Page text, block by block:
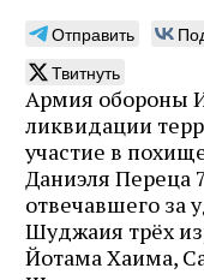
Отправить
Твитнуть
Армия обороны
ликвидации
участие в
Даниэля Переца
отвечавшего за
Шуджаия трёх
Йотама Хаима,